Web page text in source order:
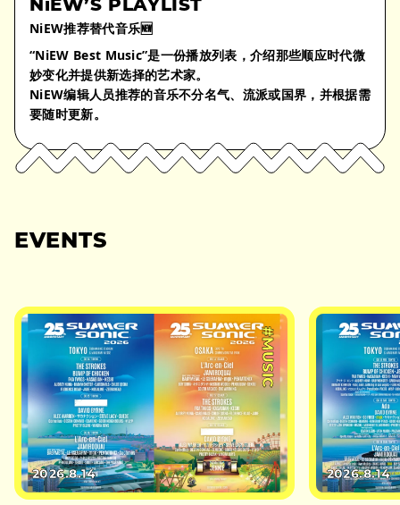
NiEW’S PLAYLIST
NiEW推荐替代音乐🆕
“NiEW Best Music”是一份播放列表，介绍那些顺应时代微
妙变化并提供新选择的艺术家。
NiEW编辑人员推荐的音乐不分名气、流派或国界，并根据需
要随时更新。
EVENTS
#MUSIC
2026.8.14 2026.8.14